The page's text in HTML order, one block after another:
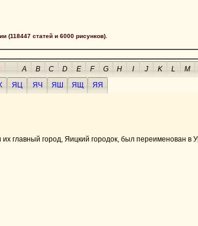
(118447 статей и 6000 рисунков).
A B C D E F G H I J K L M
ЯЦ ЯЧ ЯШ ЯЩ
ЯЯ
главный город, Яицкий городок, был переименован в